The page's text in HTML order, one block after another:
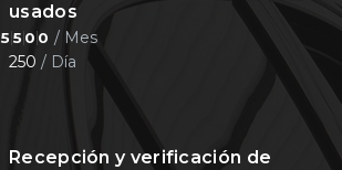
usados
5 5 0 0 / Mes
250 / Día
Recepción y verificación de